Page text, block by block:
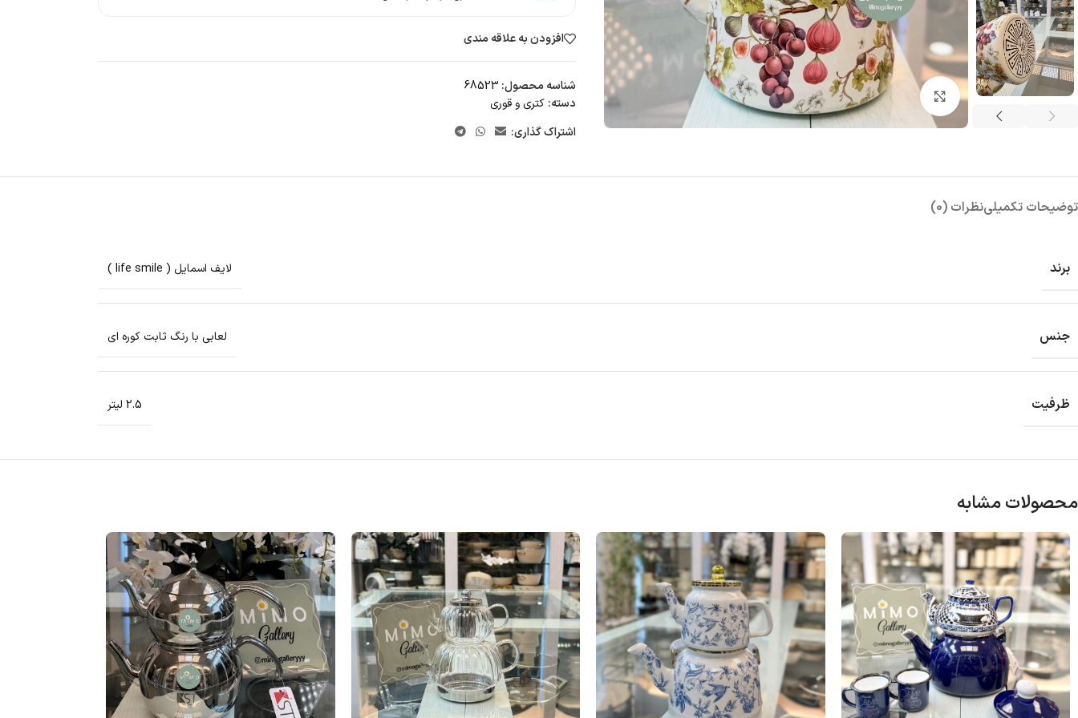
بزرگنمایی تصویر
افزودن به علاقه مندی
شناسه محصول: 68523
دسته: کتری و قوری
اشتراک گذاری:
توضیحات تکمیلینظرات (0)
برند لایف اسمایل ( life smile )
جنس لعابی با رنگ ثابت کوره ای
ظرفیت 2.5 لیتر
محصولات مشابه